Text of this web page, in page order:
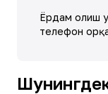
Ёрдам олиш
телефон
Шунингдек